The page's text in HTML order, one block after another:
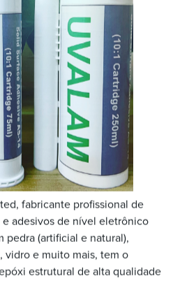
fabricante profissional de
adesivos de nível eletrônico
pedra (artificial e natural),
vidro e muito mais, tem o
estrutural de alta qualidade